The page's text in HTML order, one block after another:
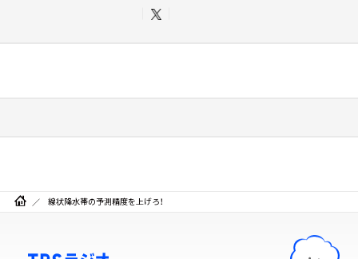
線状降水帯の予測精度を上げろ！